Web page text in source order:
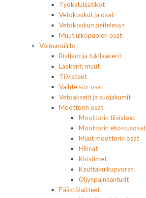
Työkalulaatikot
Vetokoukut ja osat
Vetokoukun peitelevyt
Muut ulkopuolen osat
Voimansiirto
Ristikot ja tukilaakerit
Laakerit, muut
Tiivisteet
Vaihteisto-osat
Vetoakselit ja suojakumit
Moottorin osat
Moottorin tiivisteet
Moottorin ehostusosat
Muut moottorin osat
Hihnat
Kiristimet
Kauttakulkupyörät
Öljynpaineanturit
Päästölaitteet